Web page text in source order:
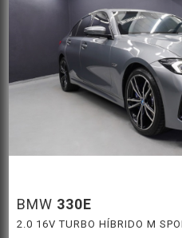
BMW 330E
2.0 16V TURBO HÍBRIDO M